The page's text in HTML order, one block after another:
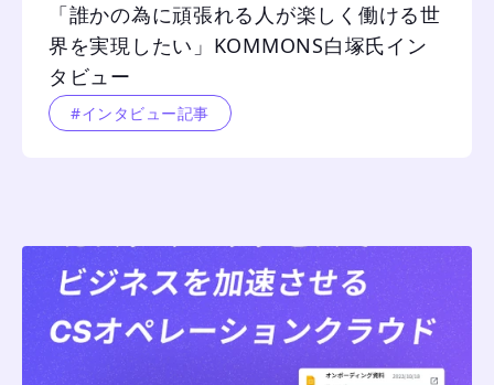
「誰かの為に頑張れる人が楽しく働ける世
界を実現したい」KOMMONS白塚氏イン
タビュー
#インタビュー記事